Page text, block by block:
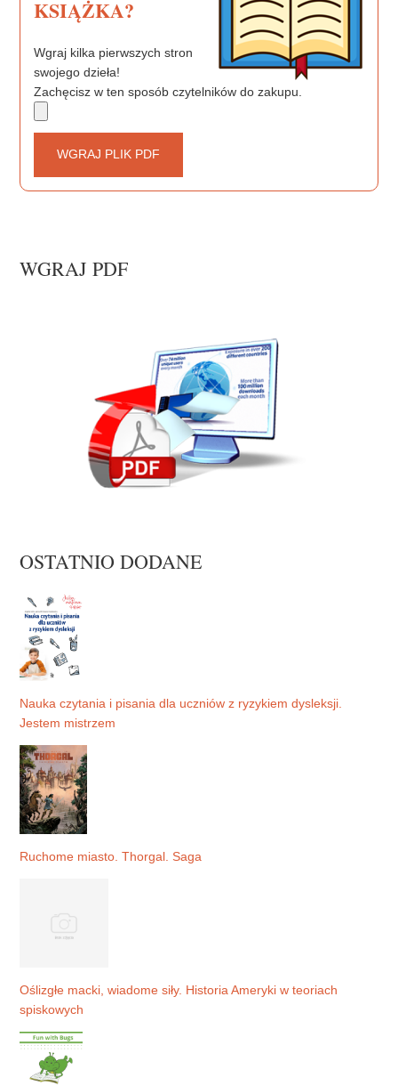
KSIĄŻKA?
Wgraj kilka pierwszych stron
swojego dzieła!
Zachęcisz w ten sposób czytelników do zakupu.
WGRAJ PLIK PDF
WGRAJ PDF
OSTATNIO DODANE
Nauka czytania i pisania dla uczniów z ryzykiem dysleksji.
Jestem mistrzem
Ruchome miasto. Thorgal. Saga
Oślizgłe macki, wiadome siły. Historia Ameryki w teoriach
spiskowych